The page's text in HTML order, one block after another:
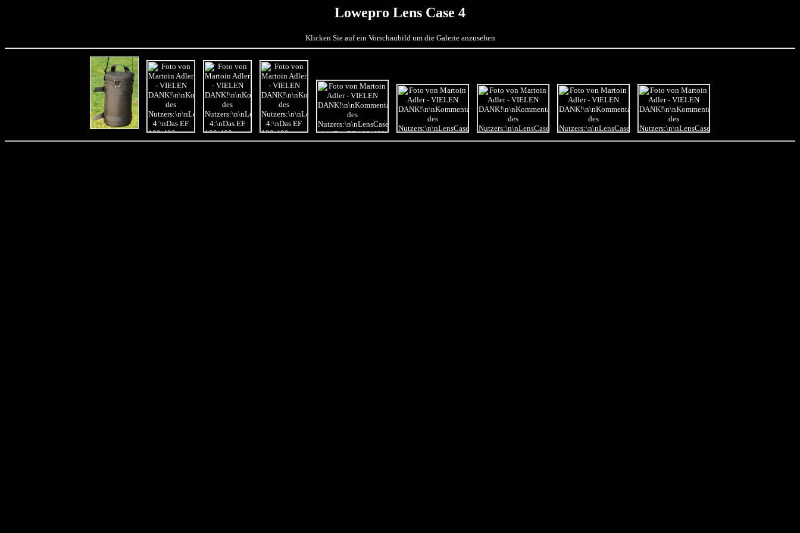
Lowepro Lens Case 4
Klicken Sie auf ein Vorschaubild um die Galerie anzusehen